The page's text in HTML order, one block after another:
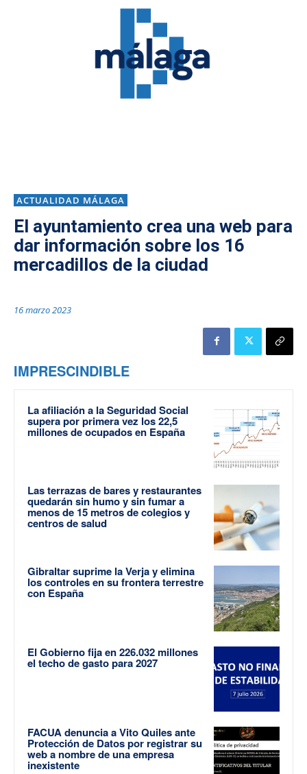
ACTUALIDAD MÁLAGA
El ayuntamiento crea una web para
dar información sobre los 16
mercadillos de la ciudad
16 marzo 2023
IMPRESCINDIBLE
La afiliación a la Seguridad Social
supera por primera vez los 22,5
millones de ocupados en España
Las terrazas de bares y restaurantes
quedarán sin humo y sin fumar a
menos de 15 metros de colegios y
centros de salud
Gibraltar suprime la Verja y elimina
los controles en su frontera terrestre
con España
El Gobierno fija en 226.032 millones
el techo de gasto para 2027
FACUA denuncia a Vito Quiles ante
Protección de Datos por registrar su
web a nombre de una empresa
inexistente